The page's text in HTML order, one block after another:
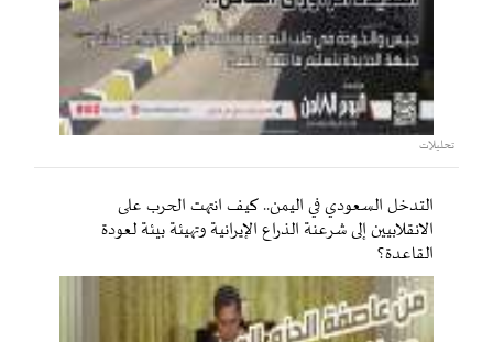
تحليلات
التدخل السعودي في اليمن.. كيف انتهت الحرب على
الانقلابيين إلى شرعنة الذراع الإيرانية وتهيئة بيئة لعودة
القاعدة؟